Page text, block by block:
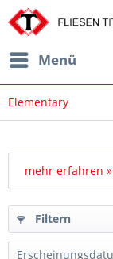
Menü
Elementary
mehr erfahren »
Filtern